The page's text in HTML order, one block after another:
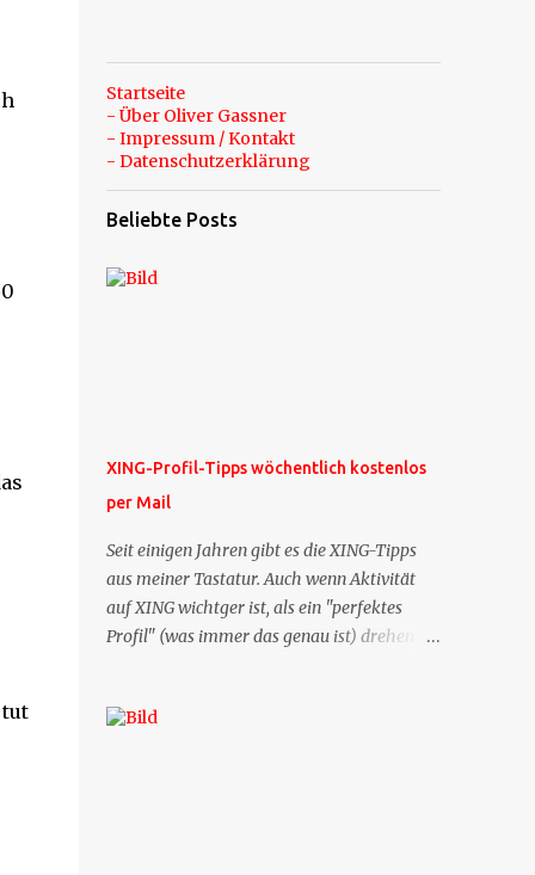
tut
Startseite
- Über Oliver Gassner
- Impressum / Kontakt
- Datenschutzerklärung
Beliebte Posts
XING-Profil-Tipps wöchentlich kostenlos
per Mail
Seit einigen Jahren gibt es die XING-Tipps
aus meiner Tastatur. Auch wenn Aktivität
auf XING wichtger ist, als ein "perfektes
Profil" (was immer das genau ist) drehen
es jetzt die Profil-Fragen zu XING als eigene